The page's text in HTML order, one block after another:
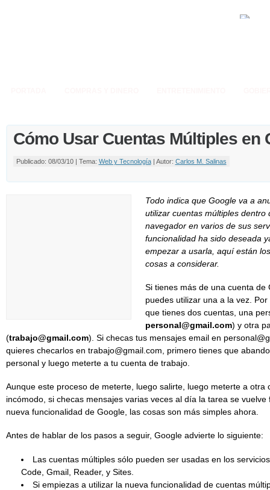
Cómo Usar Cuentas Múltiples en
Publicado: 08/03/10 | Tema: Web y Tecnología| Autor: Carlos M. Salinas
Todo indica que Google va a
utilizar cuentas múltiples dentro
navegador en varios de sus
funcionalidad ha sido deseada
empezar a usarla, aquí están
cosas a considerar.
Si tienes más de una cuenta de
puedes utilizar una a la vez.
que tienes dos cuentas, una
personal@gmail.com) y otra
(trabajo@gmail.com). Si checas tus mensajes email en
quieres checarlos en trabajo@gmail.com, primero tienes que
personal y luego meterte a tu cuenta de trabajo.
Aunque este proceso de meterte, luego salirte, luego meterte a otra
incómodo, si checas mensajes varias veces al día la tarea se
nueva funcionalidad de Google, las cosas son más simples ahora.
Antes de hablar de los pasos a seguir, Google advierte lo siguiente:
Las cuentas múltiples sólo pueden ser usadas en los
Code, Gmail, Reader, y Sites.
Si empiezas a utilizar la nueva funcionalidad de cuentas